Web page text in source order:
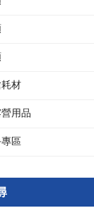
材
用品
區